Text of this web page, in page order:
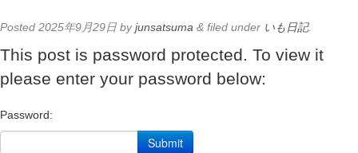
Photo
Contact
YouTube
Posted 2025年9月29日 byjunsatsuma & filed under いも日記.
This post is password protected. To view it
please enter your password below:
Password: